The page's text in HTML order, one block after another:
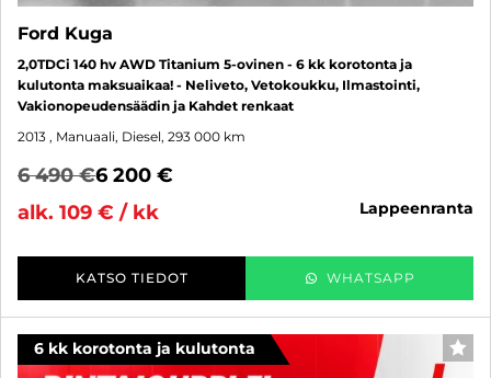
Ford Kuga
2,0TDCi 140 hv AWD Titanium 5-ovinen - 6 kk korotonta ja
kulutonta maksuaikaa! - Neliveto, Vetokoukku, Ilmastointi,
Vakionopeudensäädin ja Kahdet renkaat
2013 , Manuaali, Diesel, 293 000 km
6 490 €6 200 €
alk. 109 € / kk
lappeenranta
KATSO TIEDOT WHATSAPP
6 kk korotonta ja kulutonta